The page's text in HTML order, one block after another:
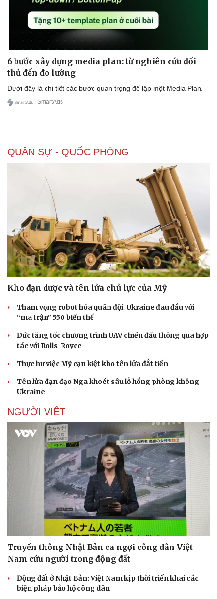
Thông tin doanh nghiệp
Doanh nghiệp 24h
Vì cộng đồng
Sành điệu
Chuyển đổi số
6 bước xây dựng media plan: từ nghiên cứu đối
thủ đến đo lường
Dưới đây là chi tiết các bước quan trọng để lập một Media Plan.
| SmartAds
QUÂN SỰ - QUỐC PHÒNG
Kho đạn dược và tên lửa chủ lực của Mỹ
Tham vọng robot hóa quân đội, Ukraine đau đầu với
“ma trận” 550 biến thể
Đức tăng tốc chương trình UAV chiến đấu thông qua hợp
tác với Rolls-Royce
Thực hư việc Mỹ cạn kiệt kho tên lửa đắt tiền
Tên lửa đạn đạo Nga khoét sâu lỗ hổng phòng không
Ukraine
NGƯỜI VIỆT
Truyền thông Nhật Bản ca ngợi công dân Việt
Nam cứu người trong động đất
Động đất ở Nhật Bản: Việt Nam kịp thời triển khai các
biện pháp bảo hộ công dân